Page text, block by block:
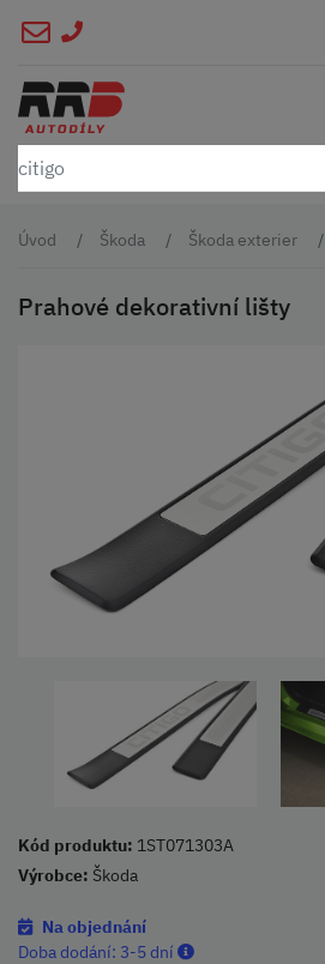
Úvod Škoda Škoda exterier
Prahové dekorativní lišty
Kód produktu: 1ST071303A
Výrobce: Škoda
Na objednání
Doba dodání: 3-5 dní